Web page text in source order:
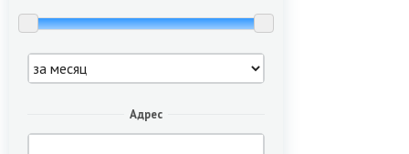
Адрес